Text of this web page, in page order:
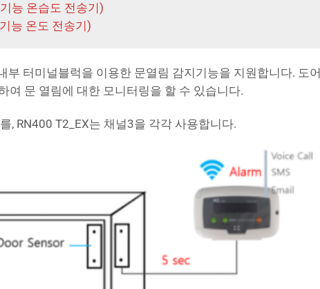
능 온습도 전송기)
능 온도 전송기)
부 터미널블럭을 이용한 문열림 감지기능을 지원합니다. 도어
여 문 열림에 대한 모니터링을 할 수 있습니다.
, RN400 T2_EX는 채널3을 각각 사용합니다.